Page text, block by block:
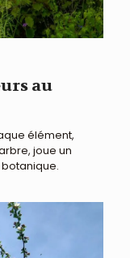
au
élément,
joue un